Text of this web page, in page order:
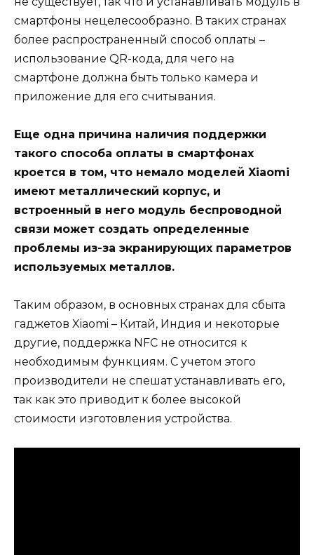
смартфоны нецелесообразно. В таких странах
более распространенный способ оплаты –
использование QR-кода, для чего на
смартфоне должна быть только камера и
приложение для его считывания.
Еще одна причина наличия поддержки
такого способа оплаты в смартфонах
кроется в том, что немало моделей Xiaomi
имеют металлический корпус, и
встроенный в него модуль беспроводной
связи может создать определенные
проблемы из-за экранирующих параметров
используемых металлов.
Таким образом, в основных странах для сбыта
гаджетов Xiaomi – Китай, Индия и некоторые
другие, поддержка NFC не относится к
необходимым функциям. С учетом этого
производители не спешат устанавливать его,
так как это приводит к более высокой
стоимости изготовления устройства.